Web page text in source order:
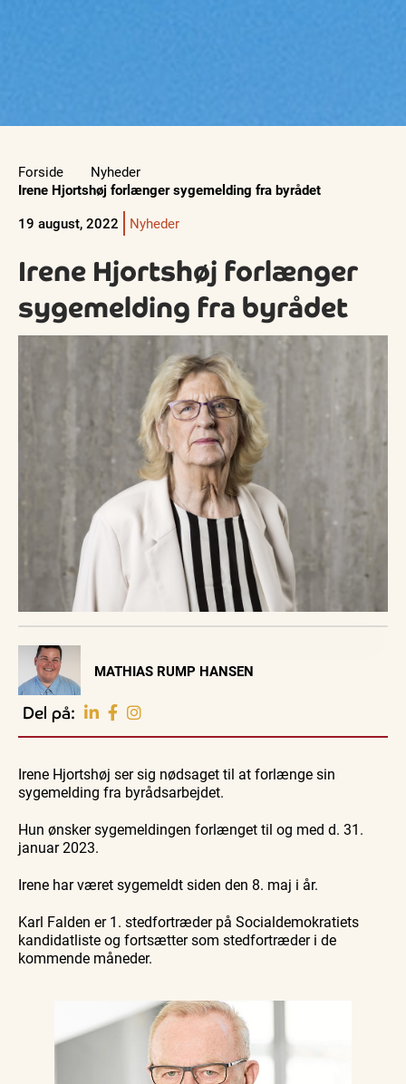
Forside
Nyheder
Irene Hjortshøj forlænger sygemelding fra byrådet
19 august, 2022
Nyheder
Irene Hjortshøj forlænger
sygemelding fra byrådet
Visit Vendsyssel
EVENTKALENDER
Oplev events i
Vendsyssel
natur og lokale events.
Se events
Skagen
fra 1937fra 1937
Tunø
MATHIAS RUMP HANSEN
Del på:
Irene Hjortshøj ser sig nødsaget til at forlænge sin
sygemelding fra byrådsarbejdet.
Hun ønsker sygemeldingen forlænget til og med d. 31.
januar 2023.
Irene har været sygemeldt siden den 8. maj i år.
Karl Falden er 1. stedfortræder på Socialdemokratiets
kandidatliste og fortsætter som stedfortræder i de
kommende måneder.